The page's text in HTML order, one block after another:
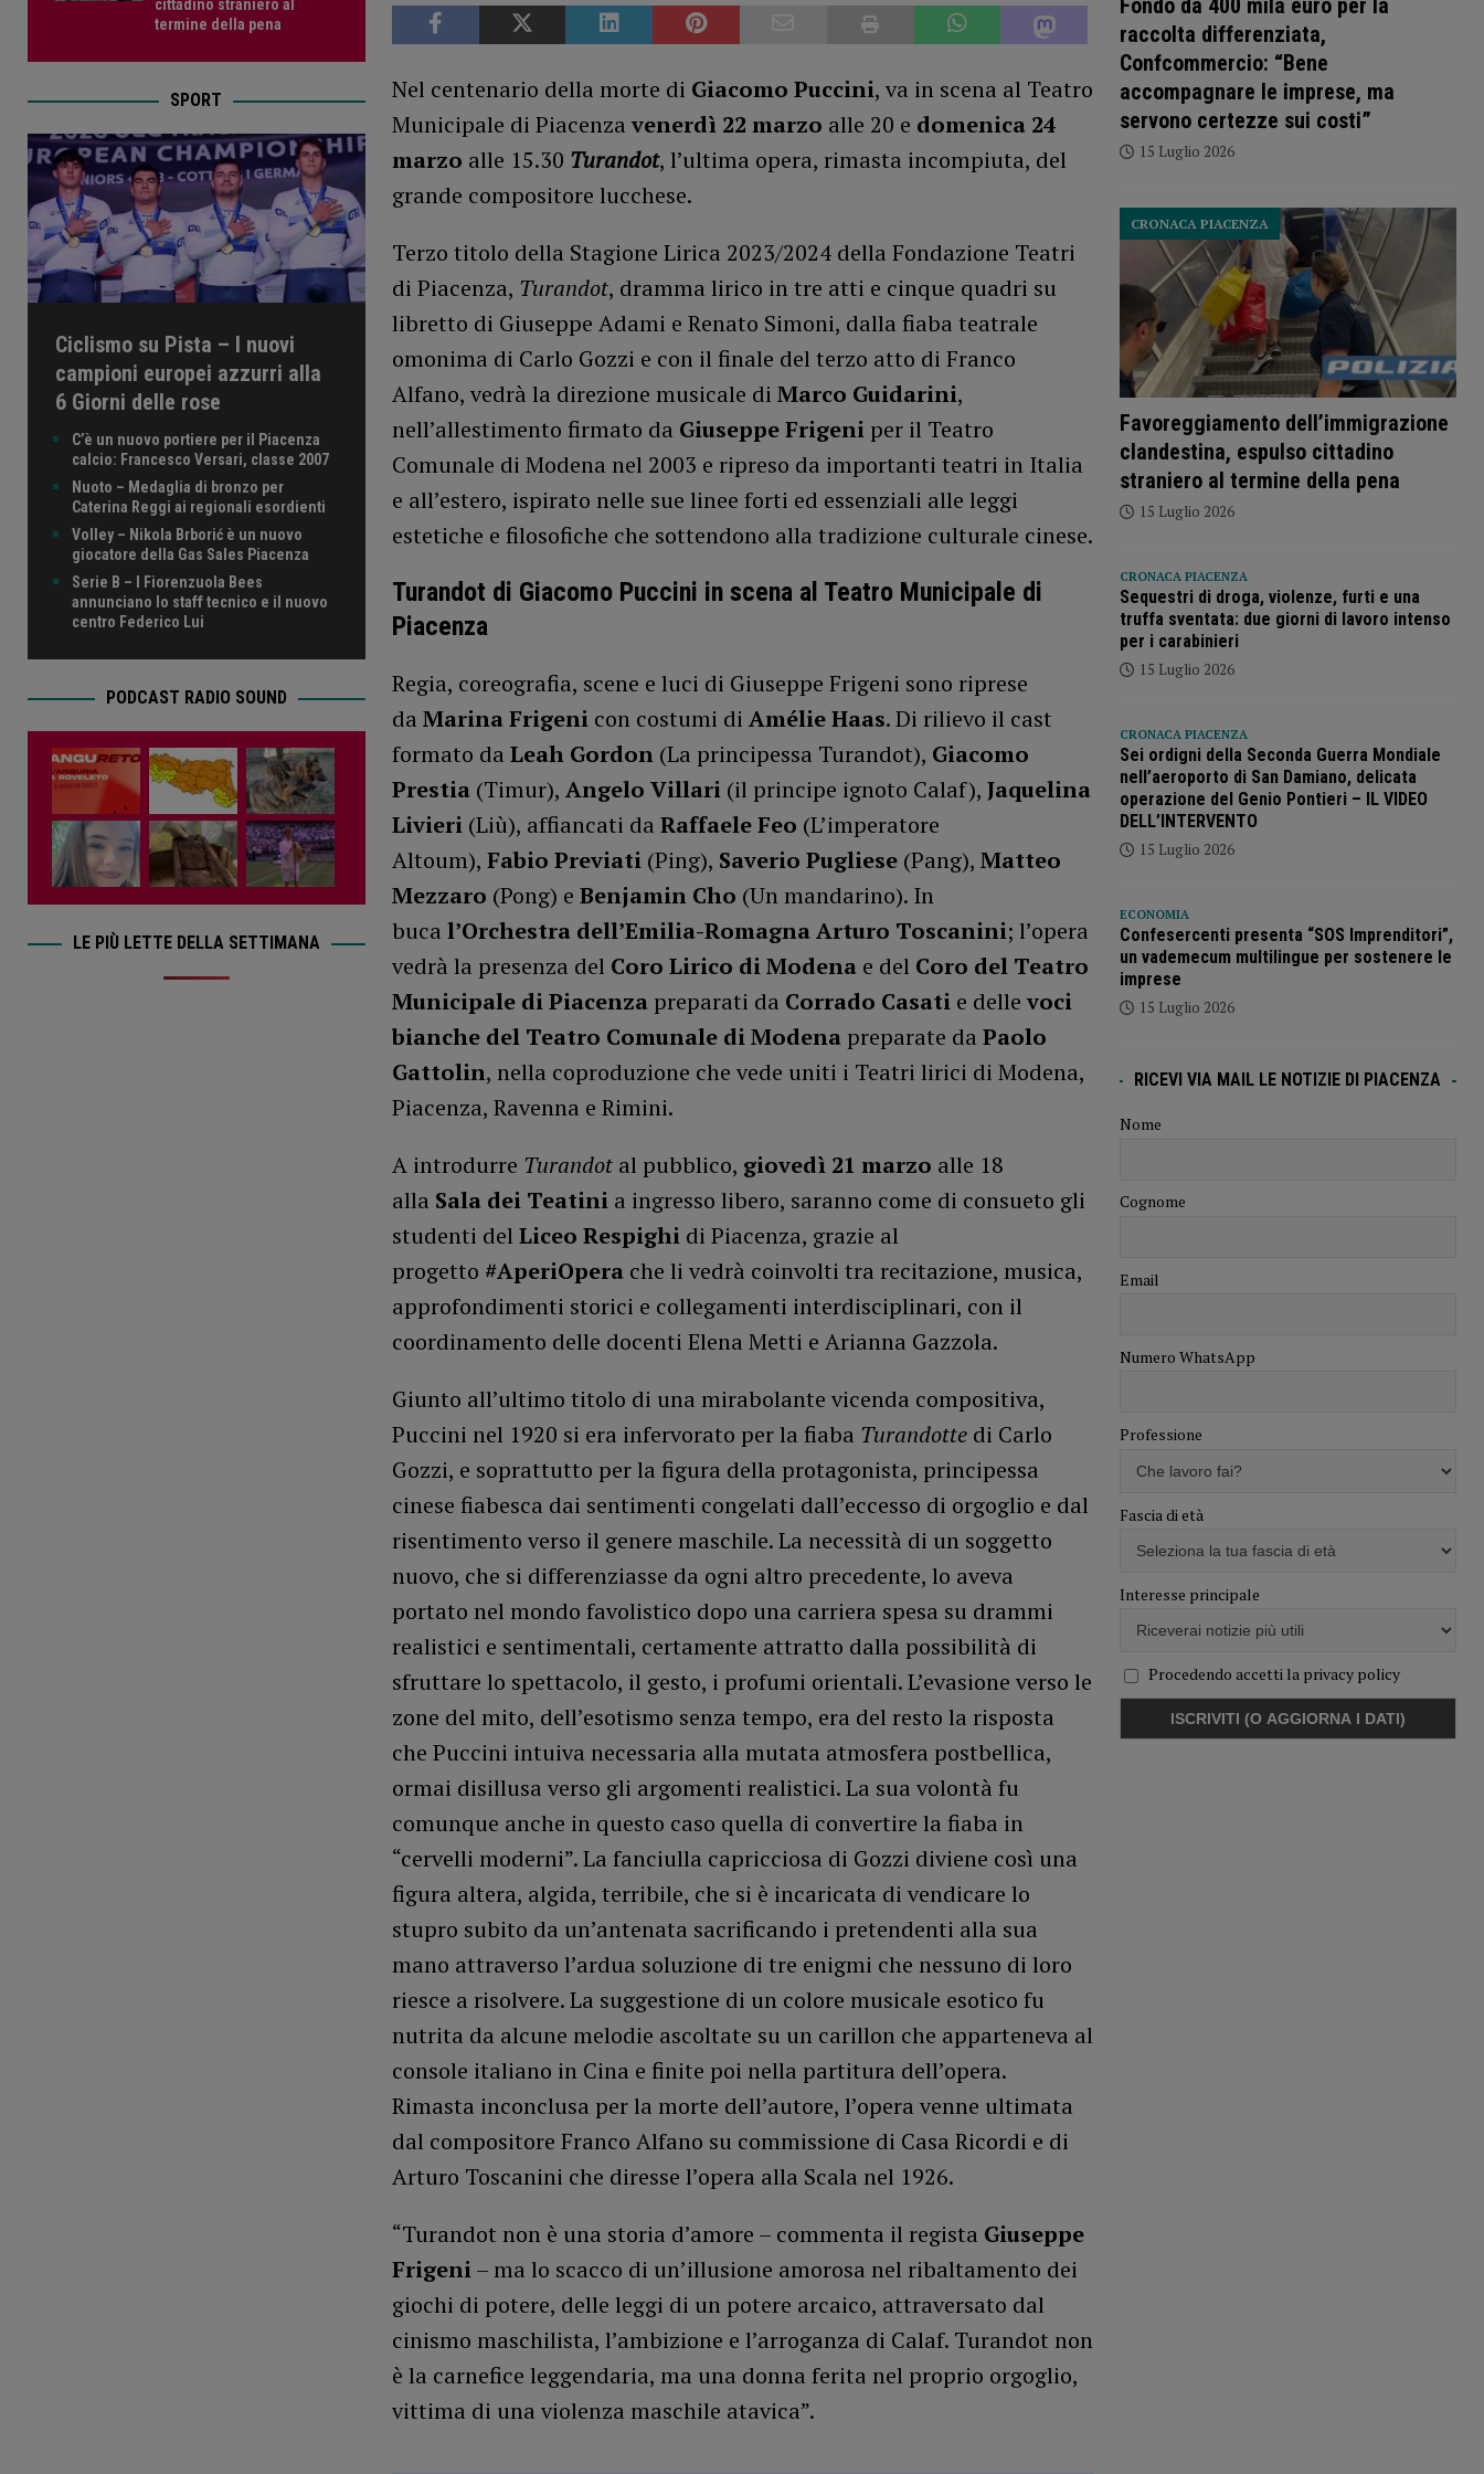
Nel centenario della morte di Giacomo Puccini, va in scena al Teatro
Municipale di Piacenza venerdì 22 marzo alle 20 e domenica 24
marzo alle 15.30 Turandot, l’ultima opera, rimasta incompiuta, del
grande compositore lucchese.
Terzo titolo della Stagione Lirica 2023/2024 della Fondazione Teatri
di Piacenza, Turandot, dramma lirico in tre atti e cinque quadri su
libretto di Giuseppe Adami e Renato Simoni, dalla fiaba teatrale
omonima di Carlo Gozzi e con il finale del terzo atto di Franco
Alfano, vedrà la direzione musicale di Marco Guidarini,
nell’allestimento firmato da Giuseppe Frigeniper il Teatro
Comunale di Modena nel 2003 e ripreso da importanti teatri in Italia
e all’estero, ispirato nelle sue linee forti ed essenziali alle leggi
estetiche e filosofiche che sottendono alla tradizione culturale cinese.
Turandot di Giacomo Puccini in scena al Teatro Municipale di
Piacenza
Regia, coreografia, scene e luci di Giuseppe Frigeni sono riprese
da Marina Frigenicon costumi di Amélie Haas. Di rilievo il cast
formato da Leah Gordon(La principessa Turandot), Giacomo
Prestia(Timur), Angelo Villari(il principe ignoto Calaf), Jaquelina
Livieri(Liù), affiancati da Raffaele Feo (L’imperatore
Altoum), Fabio Previati(Ping), Saverio Pugliese(Pang), Matteo
Mezzaro (Pong) e Benjamin Cho (Un mandarino). In
buca l’Orchestra dell’Emilia-Romagna Arturo Toscanini; l’opera
vedrà la presenza del Coro Lirico di Modenae del Coro del Teatro
Municipale di Piacenzapreparati da Corrado Casatie delle voci
bianche del Teatro Comunale di Modena preparate da Paolo
Gattolin, nella coproduzione che vede uniti i Teatri lirici di Modena,
Piacenza, Ravenna e Rimini.
A introdurre Turandot al pubblico, giovedì 21 marzo alle 18
alla Sala dei Teatinia ingresso libero, saranno come di consueto gli
studenti del Liceo Respighidi Piacenza, grazie al
progetto #AperiOperache li vedrà coinvolti tra recitazione, musica,
approfondimenti storici e collegamenti interdisciplinari, con il
coordinamento delle docenti Elena Metti e Arianna Gazzola.
Giunto all’ultimo titolo di una mirabolante vicenda compositiva,
Puccini nel 1920 si era infervorato per la fiaba Turandottedi Carlo
Gozzi, e soprattutto per la figura della protagonista, principessa
cinese fiabesca dai sentimenti congelati dall’eccesso di orgoglio e dal
risentimento verso il genere maschile. La necessità di un soggetto
nuovo, che si differenziasse da ogni altro precedente, lo aveva
portato nel mondo favolistico dopo una carriera spesa su drammi
realistici e sentimentali, certamente attratto dalla possibilità di
sfruttare lo spettacolo, il gesto, i profumi orientali. L’evasione verso le
zone del mito, dell’esotismo senza tempo, era del resto la risposta
che Puccini intuiva necessaria alla mutata atmosfera postbellica,
ormai disillusa verso gli argomenti realistici. La sua volontà fu
comunque anche in questo caso quella di convertire la fiaba in
“cervelli moderni”. La fanciulla capricciosa di Gozzi diviene così una
figura altera, algida, terribile, che si è incaricata di vendicare lo
stupro subito da un’antenata sacrificando i pretendenti alla sua
mano attraverso l’ardua soluzione di tre enigmi che nessuno di loro
riesce a risolvere. La suggestione di un colore musicale esotico fu
nutrita da alcune melodie ascoltate su un carillon che apparteneva al
console italiano in Cina e finite poi nella partitura dell’opera.
Rimasta inconclusa per la morte dell’autore, l’opera venne ultimata
dal compositore Franco Alfano su commissione di Casa Ricordi e di
Arturo Toscanini che diresse l’opera alla Scala nel 1926.
“Turandot non è una storia d’amore – commenta il regista Giuseppe
Frigeni– ma lo scacco di un’illusione amorosa nel ribaltamento dei
giochi di potere, delle leggi di un potere arcaico, attraversato dal
cinismo maschilista, l’ambizione e l’arroganza di Calaf. Turandot non
è la carnefice leggendaria, ma una donna ferita nel proprio orgoglio,
vittima di una violenza maschile atavica”.
cittadino straniero al
termine della pena
SPORT
Ciclismo su Pista – I nuovi
campioni europei azzurri alla
6 Giorni delle rose
C’è un nuovo portiere per il Piacenza
calcio: Francesco Versari, classe 2007
Nuoto – Medaglia di bronzo per
Caterina Reggi ai regionali esordienti
Volley – Nikola Brborić è un nuovo
giocatore della Gas Sales Piacenza
Serie B – I Fiorenzuola Bees
annunciano lo staff tecnico e il nuovo
centro Federico Lui
PODCAST RADIO SOUND
LE PIÙ LETTE DELLA SETTIMANA
Fondo da 400 mila euro per la
raccolta differenziata,
Confcommercio: “Bene
accompagnare le imprese, ma
servono certezze sui costi”
15 Luglio 2026
Favoreggiamento dell’immigrazione
clandestina, espulso cittadino
straniero al termine della pena
CRONACA PIACENZA
15 Luglio 2026
CRONACA PIACENZA
Sequestri di droga, violenze, furti e una
truffa sventata: due giorni di lavoro intenso
per i carabinieri
15 Luglio 2026
CRONACA PIACENZA
Sei ordigni della Seconda Guerra Mondiale
nell’aeroporto di San Damiano, delicata
operazione del Genio Pontieri – IL VIDEO
DELL’INTERVENTO
15 Luglio 2026
ECONOMIA
Confesercenti presenta “SOS Imprenditori”,
un vademecum multilingue per sostenere le
imprese
15 Luglio 2026
RICEVI VIA MAIL LE NOTIZIE DI PIACENZA
Nome
Cognome
Email
Numero WhatsApp
Professione
Fascia di età
Interesse principale
Procedendo accetti la privacy policy